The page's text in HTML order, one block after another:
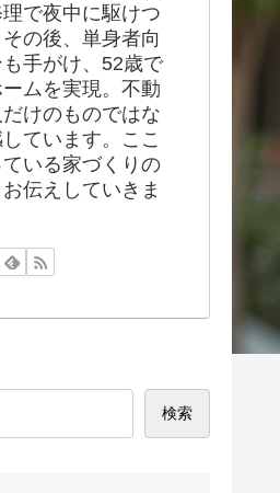
で夜中に駆けつ
の後、単身者向
手がけ、52歳で
ムを実現。不動
けのものではな
ています。ここ
いる家づくりの
伝えしていきま
検索